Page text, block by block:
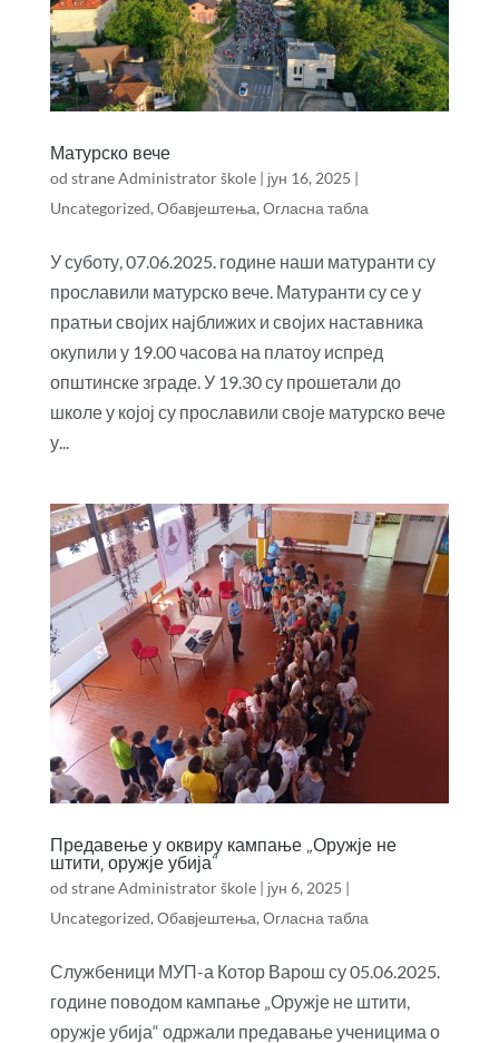
Матурско вече
od straneAdministrator škole| јун 16, 2025 |
Uncategorized, Обавјештења, Огласна табла
У суботу, 07.06.2025. године наши матуранти су
прославили матурско вече. Матуранти су се у
пратњи својих најближих и својих наставника
окупили у 19.00 часова на платоу испред
општинске зграде. У 19.30 су прошетали до
школе у којој су прославили своје матурско вече
у...
Предавење у оквиру кампање „Оружје не
штити, оружје убија“
od straneAdministrator škole| јун 6, 2025 |
Uncategorized, Обавјештења, Огласна табла
Службеници МУП-а Котор Варош су 05.06.2025.
године поводом кампање „Оружје не штити,
оружје убија“ одржали предавање ученицима о